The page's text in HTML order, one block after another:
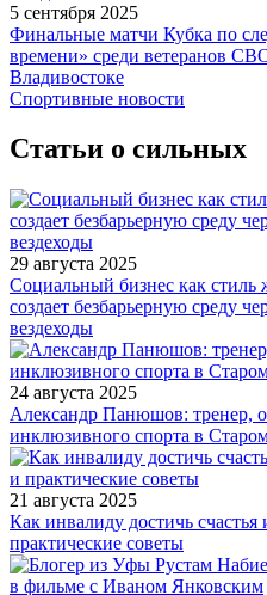
5 сентября 2025
Финальные матчи Кубка по
времени» среди ветеранов
Владивостоке
Спортивные новости
Статьи о сильных
29 августа 2025
Социальный бизнес как
создает безбарьерную среду
вездеходы
24 августа 2025
Александр Панюшов: тренер,
инклюзивного спорта в
21 августа 2025
Как инвалиду достичь
практические советы